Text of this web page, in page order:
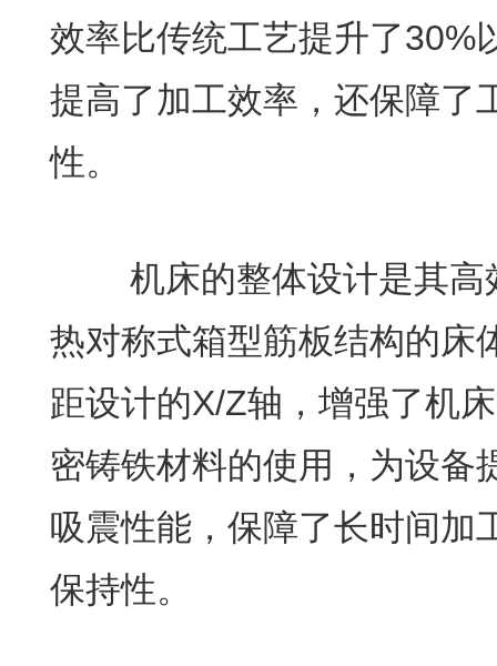
效率比传统工艺提升了30%
提高了加工效率，还保障了
性。
机床的整体设计是其高
热对称式箱型筋板结构的床
距设计的X/Z轴，增强了机
密铸铁材料的使用，为设备
吸震性能，保障了长时间加
保持性。